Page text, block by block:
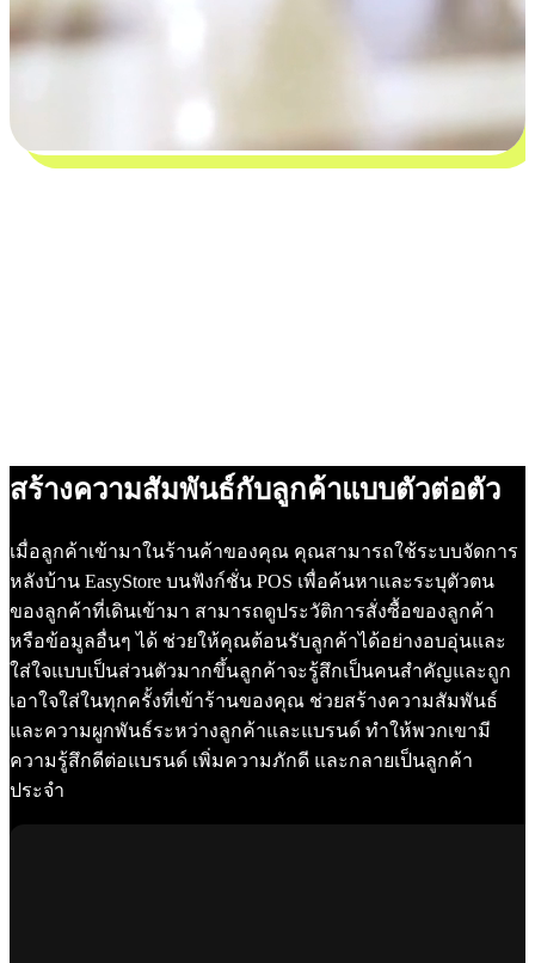
สร้างความสัมพันธ์กับลูกค้าแบบตัวต่อตัว
เมื่อลูกค้าเข้ามาในร้านค้าของคุณ คุณสามารถใช้ระบบจัดการ
หลังบ้าน EasyStore บนฟังก์ชั่น POS เพื่อค้นหาและระบุตัวตน
ของลูกค้าที่เดินเข้ามา สามารถดูประวัติการสั่งซื้อของลูกค้า
หรือข้อมูลอื่นๆ ได้ ช่วยให้คุณต้อนรับลูกค้าได้อย่างอบอุ่นและ
ใส่ใจแบบเป็นส่วนตัวมากขึ้นลูกค้าจะรู้สึกเป็นคนสำคัญและถูก
เอาใจใส่ในทุกครั้งที่เข้าร้านของคุณ ช่วยสร้างความสัมพันธ์
และความผูกพันธ์ระหว่างลูกค้าและแบรนด์ ทำให้พวกเขามี
ความรู้สึกดีต่อแบรนด์ เพิ่มความภักดี และกลายเป็นลูกค้า
ประจำ